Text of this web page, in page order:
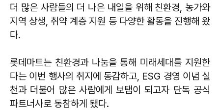
더 많은 사람들의 더 나은 내일을 위해 친환경, 농가와
지역 상생, 취약 계층 지원 등 다양한 활동을 진행해 왔
다.
롯데마트는 친환경과 나눔을 통해 미래세대를 지원한
다는 이번 행사의 취지에 동감하고, ESG 경영 이념 실
천과 더불어 많은 사람에게 보탬이 되고자 단독 공식
파트너사로 동참하게 됐다.